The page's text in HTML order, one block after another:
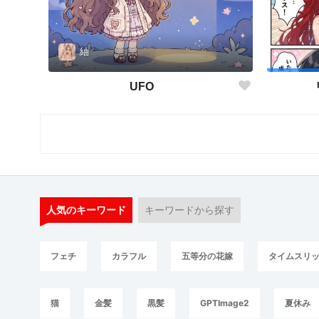
紬
UFO
人気のキーワード キーワードから探す
フェチ カラフル 五等分の花嫁 タイムスリ
猫 金髪 黒髪 GPTImage2 夏休み